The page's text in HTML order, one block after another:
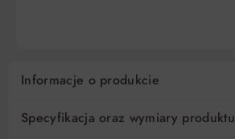
Informacje o produkcie
Specyfikacja oraz wymiary produktu